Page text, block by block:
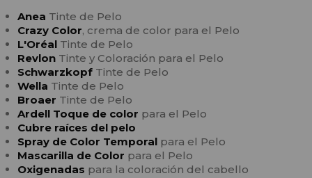
Anea Tinte de Pelo
Crazy Color, crema de color para el Pelo
L'Oréal Tinte de Pelo
Revlon Tinte y Coloración para el Pelo
Schwarzkopf Tinte de Pelo
Wella Tinte de Pelo
Broaer Tinte de Pelo
Ardell Toque de color para el Pelo
Cubre raíces del pelo
Spray de Color Temporal para el Pelo
Mascarilla de Color para el Pelo
Oxigenadas para la coloración del cabello